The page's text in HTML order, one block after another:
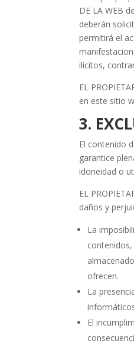
DE LA WEB
deberán
permitirá el
ilícitos,
EL
en este sitio
3.
El contenido
garantice
idoneidad o
EL
daños y
La
ofrecen.
La
El